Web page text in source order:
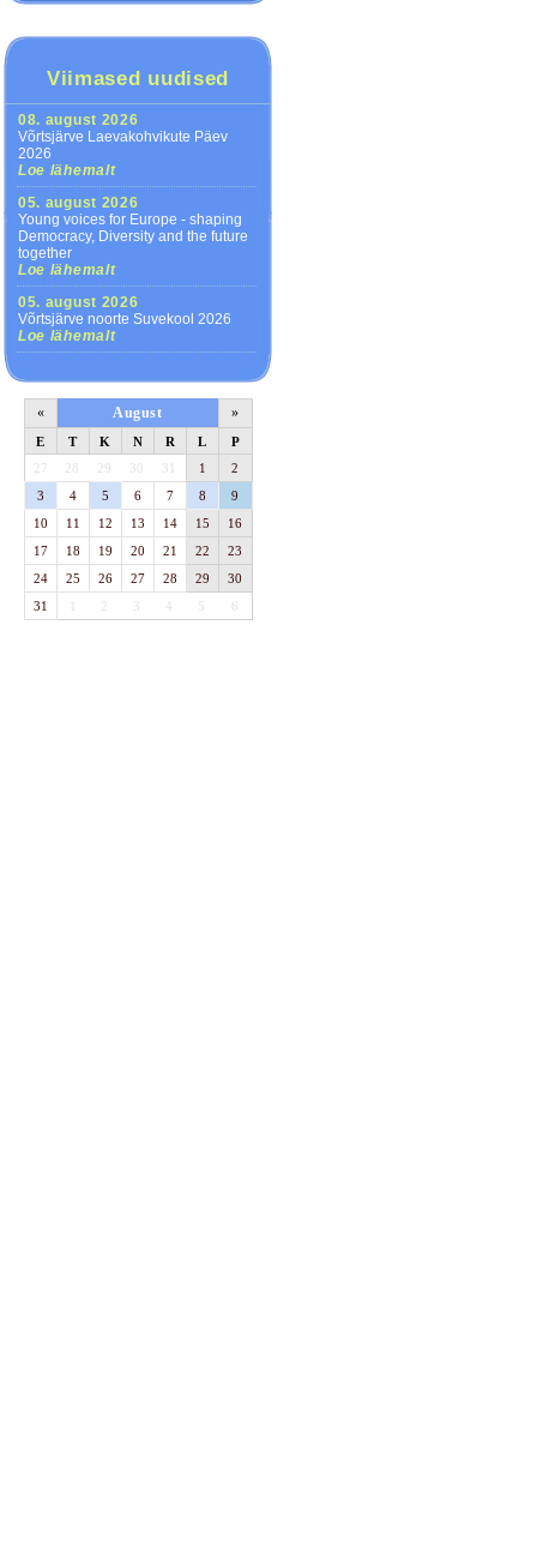
Viimased uudised
08. august 2026
Võrtsjärve Laevakohvikute Päev
2026
Loe lähemalt
05. august 2026
Young voices for Europe - shaping
Democracy, Diversity and the future
together
Loe lähemalt
05. august 2026
Võrtsjärve noorte Suvekool 2026
Loe lähemalt
« August »
E T K N R L
P
27
28 29 30 31 1
2
3
4 5 6 7 8
9
10
11 12 13 14 15
16
17
18 19 20 21 22
23
24
25 26 27 28 29
30
31
1 3 4 5 6